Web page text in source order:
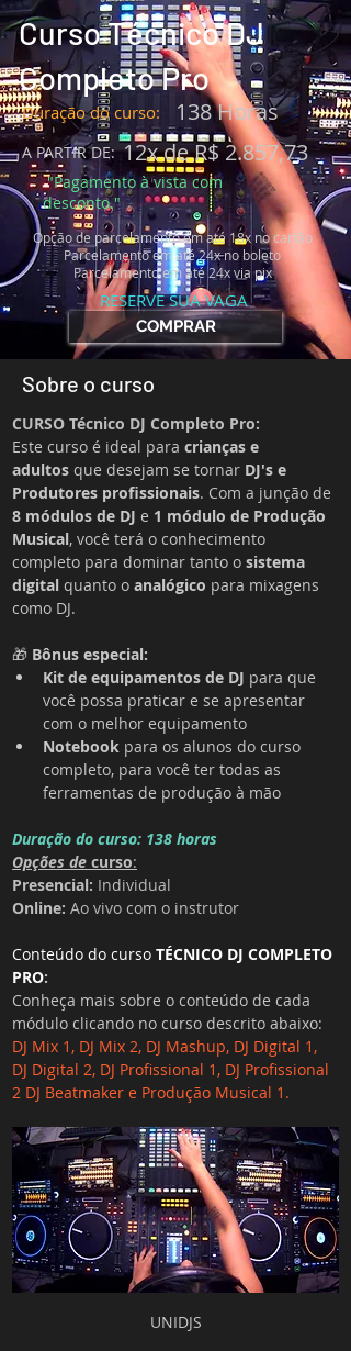
Sobre o curso
CURSO Técnico DJ Completo Pro:
Este curso é ideal para crianças e
adultos que desejam se tornar DJ's e
Produtores profissionais. Com a junção de
8 módulos de DJ e 1 módulo de Produção
Musical, você terá o conhecimento
completo para dominar tanto o sistema
digital quanto o analógico para mixagens
como DJ.
🎁 Bônus especial:
Kit de equipamentos de DJ para que
você possa praticar e se apresentar
com o melhor equipamento
Notebook para os alunos do curso
completo, para você ter todas as
ferramentas de produção à mão
Duração do curso: 138 horas
Opções de curso:
Presencial: Individual
Online: Ao vivo com o instrutor
Conteúdo do curso TÉCNICO DJ COMPLETO
PRO:
Conheça mais sobre o conteúdo de cada
módulo clicando no curso descrito abaixo:
DJ Mix 1 , DJ Mix 2, DJ Mashup, DJ Digital 1 ,
DJ Digital 2, DJ Profissional 1 , DJ Profissional
2 DJ Beatmaker e Produção Musical 1 .
UNIDJS
Curso Técnico DJ
Completo Pro
Duração do curso: 138 Horas
A PARTIR DE: 12x de R$ 2.857,73
"Pagamento à vista com
desconto."
Opção de parcelamento em até18x no cartão
Parcelamento em até 24x no boleto
Parcelamento em até 24x via pix
RESERVE SUA VAGA
COMPRAR